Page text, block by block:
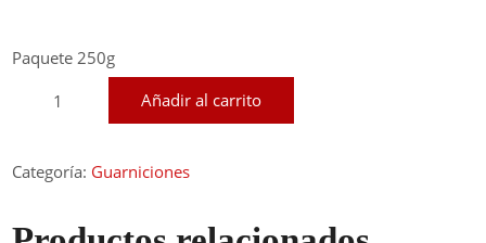
Paquete 250g
cantidad
Añadir al carrito
Categoría: Guarniciones